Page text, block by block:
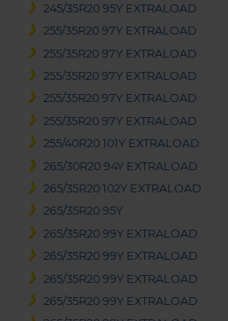
245/35R20 95Y EXTRALOAD
255/35R20 97Y EXTRALOAD
255/35R20 97Y EXTRALOAD
255/35R20 97Y EXTRALOAD
255/35R20 97Y EXTRALOAD
255/35R20 97Y EXTRALOAD
255/40R20 101Y EXTRALOAD
265/30R20 94Y EXTRALOAD
265/35R20 102Y EXTRALOAD
265/35R20 95Y
265/35R20 99Y EXTRALOAD
265/35R20 99Y EXTRALOAD
265/35R20 99Y EXTRALOAD
265/35R20 99Y EXTRALOAD